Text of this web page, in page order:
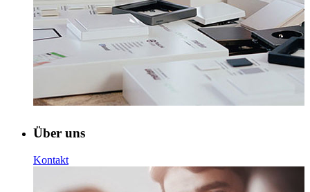
Über uns
Kontakt